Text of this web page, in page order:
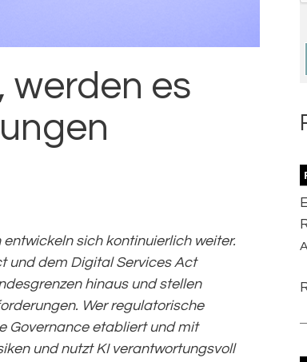
werden es
sich kontinuierlich weiter.
und dem Digital Services Act
hinaus und stellen
Wer regulatorische
Governance etabliert und mit
und nutzt KI verantwortungsvoll